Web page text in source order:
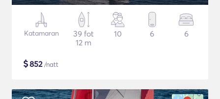
Katamaran
39 fot
12 m
10 6 6
$852/natt